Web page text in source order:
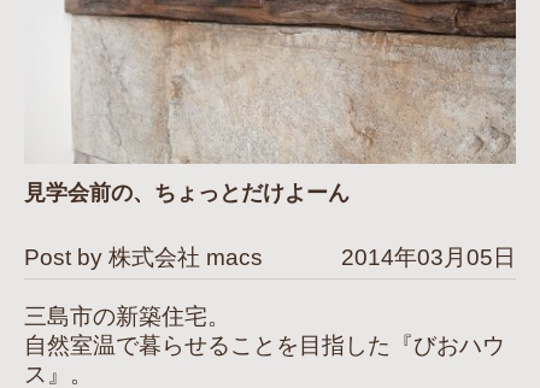
見学会前の、ちょっとだけよーん
Post by 株式会社 macs 2014年03月05日
三島市の新築住宅。
自然室温で暮らせることを目指した『びおハウ
ス』。